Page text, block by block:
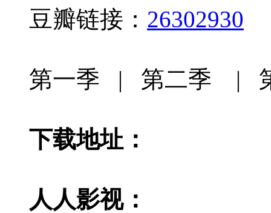
豆瓣链接： 26302930
第一季 | 第二季 |
下载地址：
人人影视：